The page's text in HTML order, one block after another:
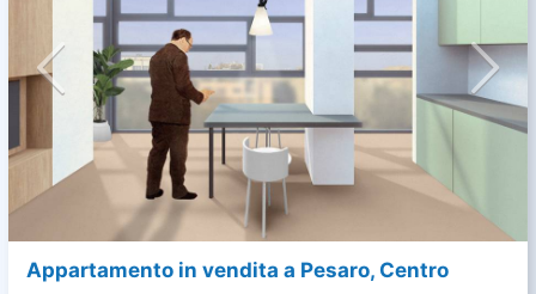
Appartamento in vendita a Pesaro, Centro